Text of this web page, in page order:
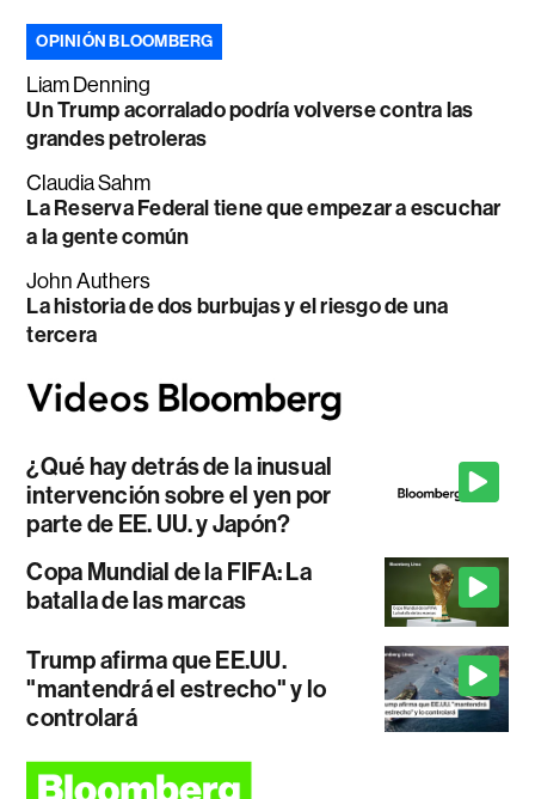
OPINIÓN BLOOMBERG
Liam Denning
Un Trump acorralado podría volverse contra las
grandes petroleras
Claudia Sahm
La Reserva Federal tiene que empezar a escuchar
a la gente común
John Authers
La historia de dos burbujas y el riesgo de una
tercera
¿Qué hay detrás de la inusual
intervención sobre el yen por
parte de EE. UU. y Japón?
Copa Mundial de la FIFA: La
batalla de las marcas
Trump afirma que EE.UU.
"mantendrá el estrecho" y lo
controlará